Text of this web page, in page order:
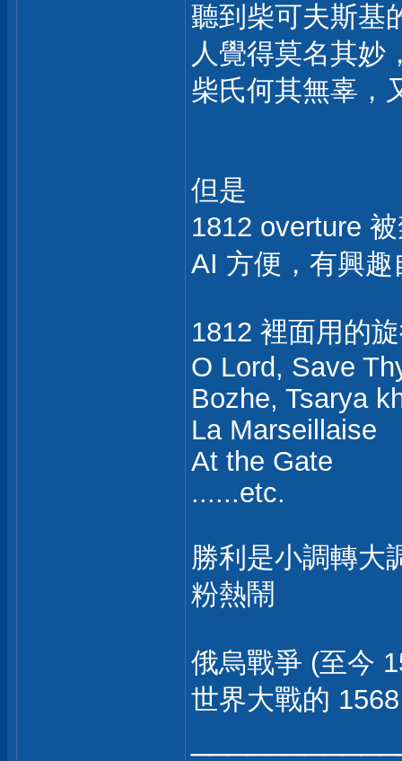
聽到柴可夫斯基
人覺得莫名其妙
柴氏何其無辜，
但是
1812 overture
AI 方便，有興趣
1812 裡面用的
O Lord, Save
Bozhe, Tsarya
La Marseillaise
At the Gate
......etc.
勝利是小調轉大
粉熱鬧
俄烏戰爭 (至今
世界大戰的